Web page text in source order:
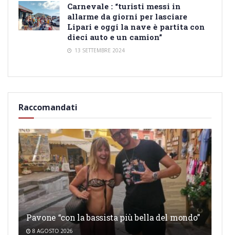
Carnevale : “turisti messi in
allarme da giorni per lasciare
Lipari e oggi la nave è partita con
dieci auto e un camion”
13 SETTEMBRE 2024
Raccomandati
Pavone “con la bassista più bella del mondo”
8 AGOSTO 2026